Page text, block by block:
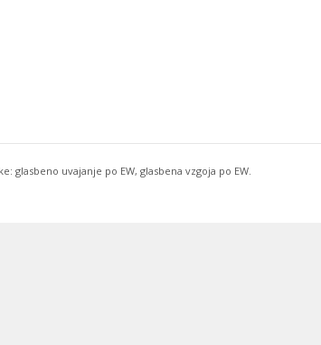
uvajanje po EW, glasbena vzgoja po EW.